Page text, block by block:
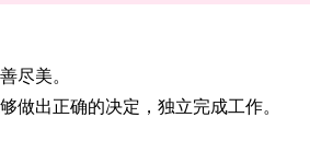
尽美。
做出正确的决定，独立完成工作。